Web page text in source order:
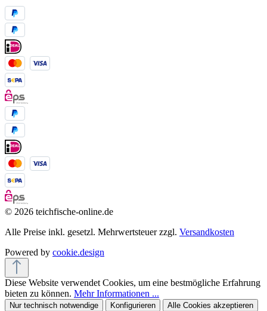
© 2026 teichfische-online.de
Alle Preise inkl. gesetzl. Mehrwertsteuer zzgl. Versandkosten
Powered by cookie.design
Diese Website verwendet Cookies, um eine bestmögliche Erfahrung
bieten zu können. Mehr Informationen ...
Nur technisch notwendige Konfigurieren Alle Cookies akzeptieren